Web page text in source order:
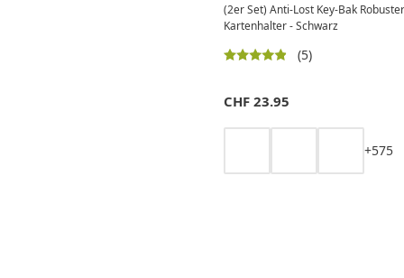
(2er Set) Anti-Lost Key-Bak
Kartenhalter - Schwarz
(5)
CHF 23.95
+575